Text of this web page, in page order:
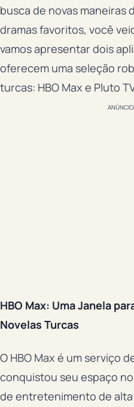
busca de novas maneiras
dramas favoritos, você
vamos apresentar dois
oferecem uma seleção
turcas: HBO Max e Pluto
HBO Max: Uma Janela
Novelas Turcas
O HBO Max é um serviço
conquistou seu espaço
de entretenimento de alta